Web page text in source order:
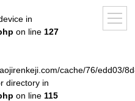
in
on line 127
cache/76/edd03/
directory in
on line 115